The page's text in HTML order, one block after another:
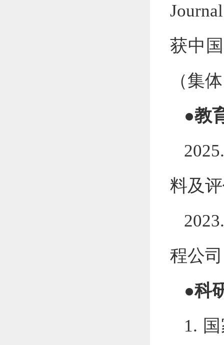
获中
（集
●教
料及
程公
●科
1.